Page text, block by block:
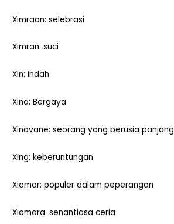
Ximraan: selebrasi
Ximran: suci
Xin: indah
Xina: Bergaya
Xinavane: seorang yang berusia panjang
Xing: keberuntungan
Xiomar: populer dalam peperangan
Xiomara: senantiasa ceria